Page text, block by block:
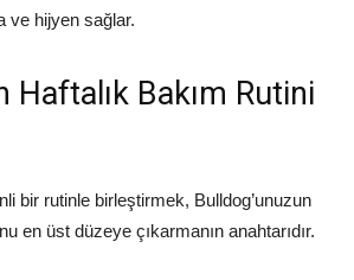
ve hijyen sağlar.
Haftalık Bakım Rutini
bir rutinle birleştirmek, Bulldog’unuzun
en üst düzeye çıkarmanın anahtarıdır.